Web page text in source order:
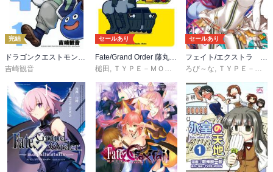
完結
吉崎観音
セールあり
槌田
ＴＹＰＥ－ＭＯＯＮ
セールあり
ろび～な
ＴＹＰＥ－ＭＯＯＮ／マーベラス